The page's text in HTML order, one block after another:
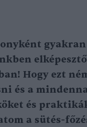
Hogy ezt
és a
és
a sütés-